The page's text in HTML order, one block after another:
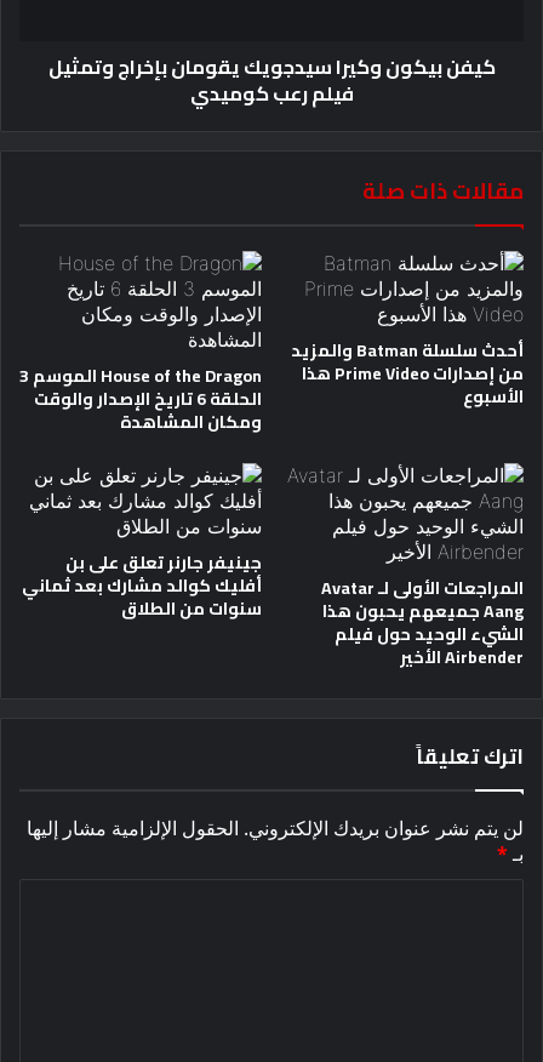
كيفن بيكون وكيرا سيدجويك يقومان بإخراج وتمثيل
فيلم رعب كوميدي
مقالات ذات صلة
أحدث سلسلة Batman والمزيد
من إصدارات Prime Video هذا
الأسبوع
House of the Dragon الموسم 3
الحلقة 6 تاريخ الإصدار والوقت
ومكان المشاهدة
المراجعات الأولى لـ Avatar
Aang جميعهم يحبون هذا
الشيء الوحيد حول فيلم
Airbender الأخير
جينيفر جارنر تعلق على بن
أفليك كوالد مشارك بعد ثماني
سنوات من الطلاق
اترك تعليقاً
لن يتم نشر عنوان بريدك الإلكتروني. الحقول الإلزامية مشار إليها
بـ*